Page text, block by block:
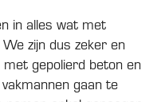
in alles wat met
zijn dus zeker en
gepolierd beton en
gaan te